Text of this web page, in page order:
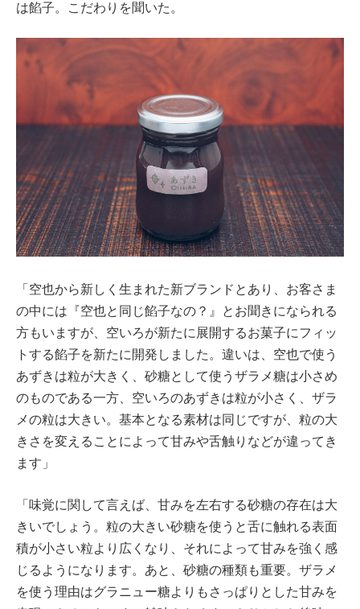
は餡子。こだわりを聞いた。
「空也から新しく生まれた新ブランドとあり、お客さま
の中には『空也と同じ餡子なの？』とお聞きになられる
方もいますが、空いろが新たに展開するお菓子にフィッ
トする餡子を新たに開発しました。違いは、空也で使う
あずきは粒が大きく、砂糖として使うザラメ糖は小さめ
のものである一方、空いろのあずきは粒が小さく、ザラ
メの粒は大きい。基本となる素材は同じですが、粒の大
きさを変えることによって甘みや舌触りなどが違ってき
ます」
「味覚に関して言えば、甘みを左右する砂糖の存在は大
きいでしょう。粒の大きい砂糖を使うと舌に触れる表面
積が小さい粒より広くなり、それによって甘みを強く感
じるようになります。あと、砂糖の種類も重要。ザラメ
を使う理由はグラニュー糖よりもさっぱりとした甘みを